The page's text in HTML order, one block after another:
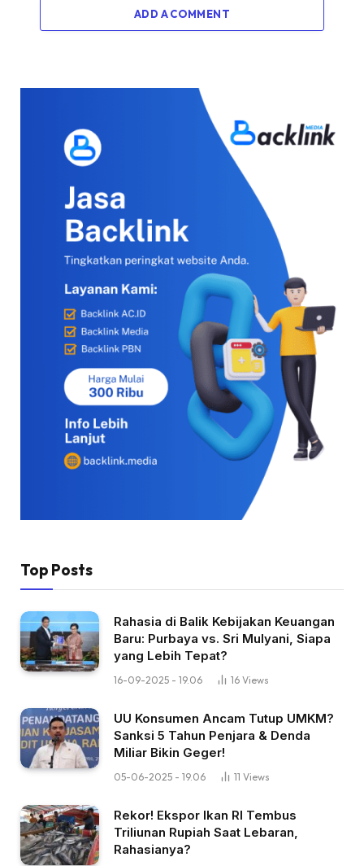
ADD A COMMENT
Top Posts
Rahasia di Balik Kebijakan Keuangan
Baru: Purbaya vs. Sri Mulyani, Siapa
yang Lebih Tepat?
16-09-2025 - 19.06 16 Views
UU Konsumen Ancam Tutup UMKM?
Sanksi 5 Tahun Penjara & Denda
Miliar Bikin Geger!
05-06-2025 - 19.06 11 Views
Rekor! Ekspor Ikan RI Tembus
Triliunan Rupiah Saat Lebaran,
Rahasianya?